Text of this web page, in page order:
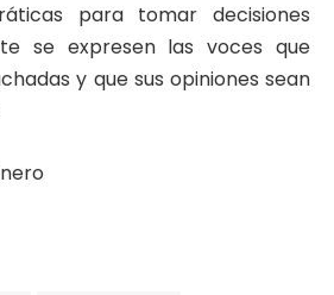
para tomar decisiones
se expresen las voces que
y que sus opiniones sean